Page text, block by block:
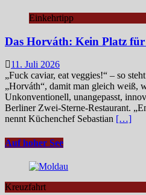
Einkehrtipp
Das Horváth: Kein Platz
11. Juli 2026
„Fuck caviar, eat veggies!“ – so
„Horváth“, damit man gleich weiß,
Unkonventionell, unangepasst,
Berliner Zwei-Sterne-Restaurant.
nennt Küchenchef Sebastian […]
Auf hoher See
Kreuzfahrt